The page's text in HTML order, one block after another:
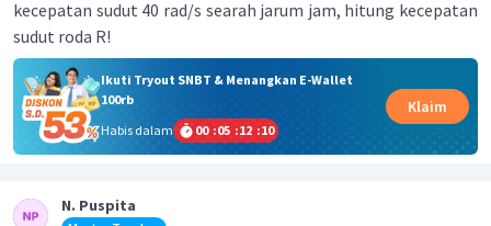
kecepatan sudut 40 rad/s searah jarum jam, hitung kecepatan
sudut roda R!
Ikuti Tryout SNBT & Menangkan E-Wallet
100rb
Habis dalam
00 :05 :12 :10
Klaim
N. Puspita